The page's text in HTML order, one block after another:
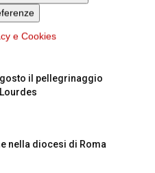
e Cookies
la nuova proposta
Sant’Apollinare
il pellegrinaggio
nella diocesi di Roma